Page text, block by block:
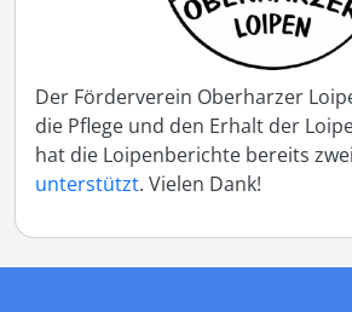
Der Förderverein Oberharzer
die Pflege und den Erhalt der
hat die Loipenberichte bereits
unterstützt. Vielen Dank!